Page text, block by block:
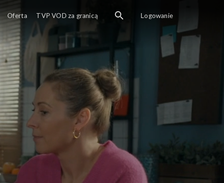
Oferta TVP VOD za granicą Logowanie